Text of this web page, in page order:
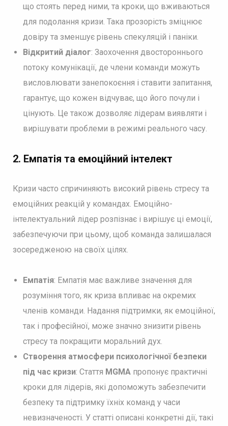
що стоять перед ними, та кроки, що вживаються
для подолання кризи. Така прозорість зміцнює
довіру та зменшує рівень спекуляцій і паніки.
Відкритий діалог: Заохочення двостороннього
потоку комунікації, де члени команди можуть
висловлювати занепокоєння і ставити запитання,
гарантує, що кожен відчуває, що його почули і
цінують. Це також дозволяє лідерам виявляти і
вирішувати проблеми в режимі реального часу.
2. Емпатія та емоційний інтелект
Кризи часто спричиняють високий рівень стресу та
емоційних реакцій у командах. Емоційно-
інтелектуальний лідер розпізнає і вирішує ці емоції,
забезпечуючи при цьому, щоб команда залишалася
зосередженою на своїх цілях.
Емпатія: Емпатія має важливе значення для
розуміння того, як криза впливає на окремих
членів команди. Надання підтримки, як емоційної,
так і професійної, може значно знизити рівень
стресу та покращити моральний дух.
Створення атмосфери психологічної безпеки
під час кризи: Стаття MGMA пропонує практичні
кроки для лідерів, які допоможуть забезпечити
безпеку та підтримку їхніх команд у часи
невизначеності. У статті описані конкретні дії, такі